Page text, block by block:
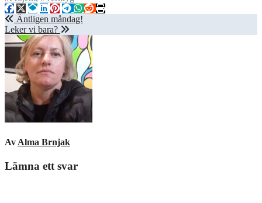
Inläggsnavigering
Äntligen måndag!
Leker vi bara?
Av Alma Brnjak
Lämna ett svar